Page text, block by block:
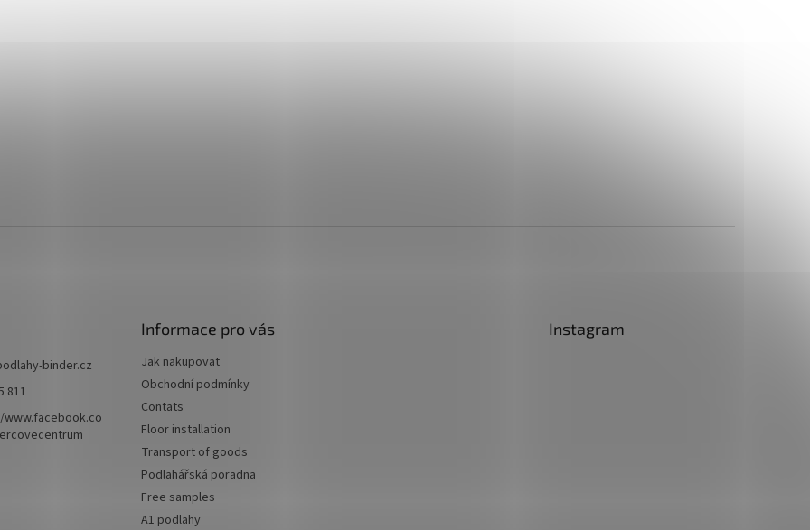
binder.cz
811
Informace pro vás
Jak nakupovat
Obchodní podmínky
Contats
Floor installation
Transport of goods
Podlahářská poradna
Free samples
A1 podlahy
Instagram